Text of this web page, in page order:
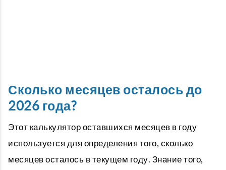
Сколько месяцев осталось до
2026 года?
Этот калькулятор оставшихся месяцев в году
используется для определения того, сколько
месяцев осталось в текущем году. Знание того,